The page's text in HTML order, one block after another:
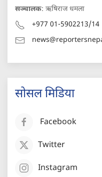
सञ्चालक: ऋषिराज धमला
+977 01-5902213/14
सोसल मिडिया
Facebook
Twitter
Instagram